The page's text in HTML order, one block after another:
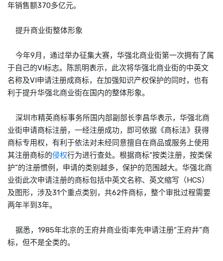
年销售额370多亿元。
提升商业街整体形象
今年9月，通过举办征集大赛，华强北商业街第一次拥有了属
于自己的VI标志。陈凯明表示，此次将华强北商业街的中英文
名称及VI申请注册成商标，在加强知识产权保护的同时，也有
利于提升华强北商业街在国内的整体形象。
深圳市精英商标事务所国内部副部长李昌华表示，华强北商
业街申请商标注册，一经注册成功，即可依据《商标法》获得
商标专用权，有利于依法对未经同意擅自在商品或服务上使用
其注册商标的侵权行为进行查处。根据商标“按类注册，按类保
护”的注册惯例，申请的类别越多，保护的范围越大。华强北商
业街此次申请注册的商标包括中英文名称、英文缩写（HCS）
及图形，涉及31个重点类别，共62件商标，整个审批过程需要
两年半到3年。
据悉，1985年北京的王府井商业街率先申请注册“王府井”商
标，但不是全类的。